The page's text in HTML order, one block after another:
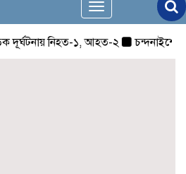
Toggle
navigation
নিহত-১, আহত-২ চন্দনাইশে জুলাই